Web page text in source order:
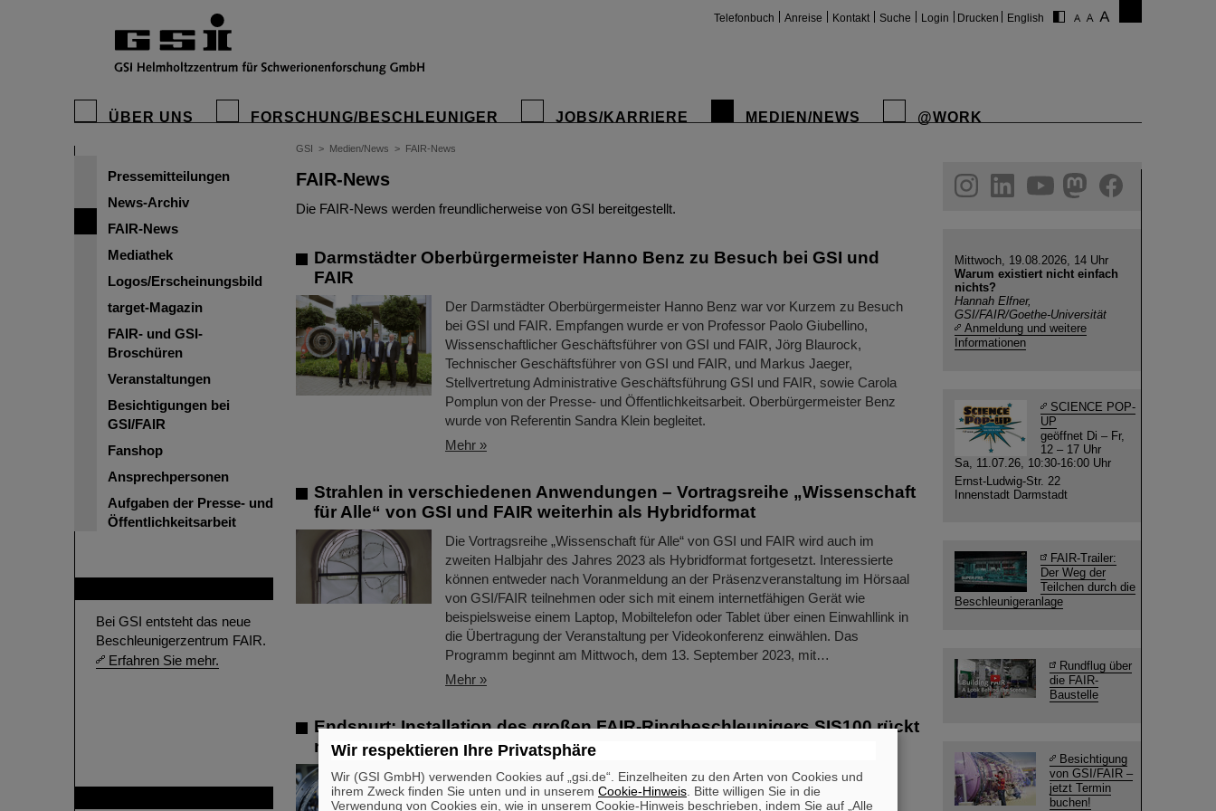
Telefonbuch Anreise Kontakt Suche Login Drucken English
ÜBER UNS FORSCHUNG/BESCHLEUNIGER JOBS/KARRIERE MEDIEN/NEWS @WORK
Pressemitteilungen
News-Archiv
FAIR-News
Mediathek
Logos/Erscheinungsbild
target-Magazin
FAIR- und GSI-
Broschüren
Veranstaltungen
Besichtigungen bei
GSI/FAIR
Fanshop
Ansprechpersonen
Aufgaben der Presse- und
Öffentlichkeitsarbeit
Bei GSI entsteht das neue
Beschleunigerzentrum FAIR.
Erfahren Sie mehr.
GSI > Medien/News > FAIR-News
FAIR-News
Die FAIR-News werden freundlicherweise von GSI bereitgestellt.
Darmstädter Oberbürgermeister Hanno Benz zu Besuch bei GSI und
FAIR
Der Darmstädter Oberbürgermeister Hanno Benz war vor Kurzem zu Besuch
bei GSI und FAIR. Empfangen wurde er von Professor Paolo Giubellino,
Wissenschaftlicher Geschäftsführer von GSI und FAIR, Jörg Blaurock,
Technischer Geschäftsführer von GSI und FAIR, und Markus Jaeger,
Stellvertretung Administrative Geschäftsführung GSI und FAIR, sowie Carola
Pomplun von der Presse- und Öffentlichkeitsarbeit. Oberbürgermeister Benz
wurde von Referentin Sandra Klein begleitet.
Mehr »
Strahlen in verschiedenen Anwendungen – Vortragsreihe „Wissenschaft
für Alle“ von GSI und FAIR weiterhin als Hybridformat
Die Vortragsreihe „Wissenschaft für Alle“ von GSI und FAIR wird auch im
zweiten Halbjahr des Jahres 2023 als Hybridformat fortgesetzt. Interessierte
können entweder nach Voranmeldung an der Präsenzveranstaltung im Hörsaal
von GSI/FAIR teilnehmen oder sich mit einem internetfähigen Gerät wie
beispielsweise einem Laptop, Mobiltelefon oder Tablet über einen Einwahllink in
die Übertragung der Veranstaltung per Videokonferenz einwählen. Das
Programm beginnt am Mittwoch, dem 13. September 2023, mit…
Mehr »
Endspurt: Installation des großen FAIR-Ringbeschleunigers SIS100 rückt
näher
Während die Rohbauarbeiten auf dem Baufeld voranschreiten und die
Entwicklung und Fertigung der Hightech-Komponenten für das künftige
helmholtz.social
facebook
Mittwoch, 19.08.2026, 14 Uhr
Warum existiert nicht einfach
nichts?
Hannah Elfner,
GSI/FAIR/Goethe-Universität
Anmeldung und weitere
Informationen
SCIENCE POP-
UP
geöffnet Di – Fr,
12 – 17 Uhr
Sa, 11.07.26, 10:30-16:00 Uhr
Ernst-Ludwig-Str. 22
Innenstadt Darmstadt
FAIR-Trailer:
Der Weg der
Teilchen durch die
Beschleunigeranlage
Rundflug über
die FAIR-
Baustelle
Besichtigung
von GSI/FAIR –
jetzt Termin
buchen!
Wir respektieren Ihre Privatsphäre
Wir (GSI GmbH) verwenden Cookies auf „gsi.de“. Einzelheiten zu den Arten von Cookies und
ihrem Zweck finden Sie unten und in unserem Cookie-Hinweis . Bitte willigen Sie in die
Verwendung von Cookies ein, wie in unserem Cookie-Hinweis beschrieben, indem Sie auf „Alle